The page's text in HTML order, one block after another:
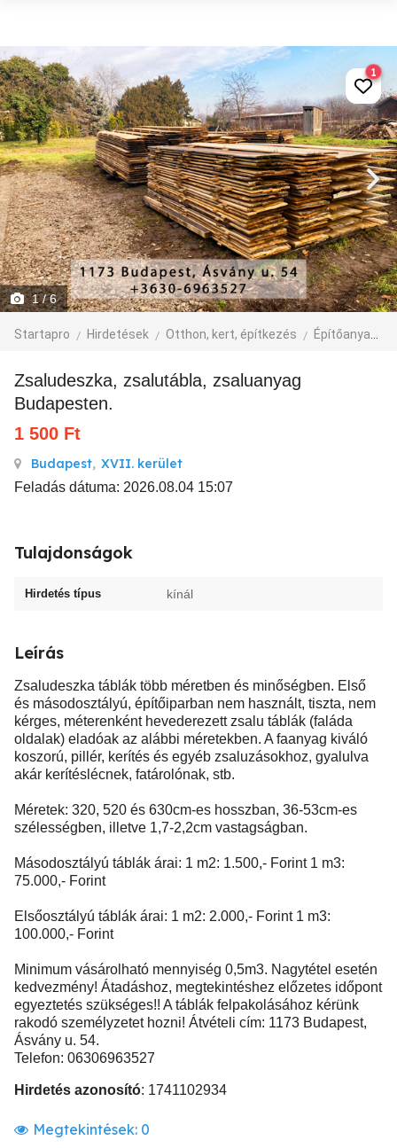
1/ 6
Startapro Hirdetések Otthon, kert, építkezés Építőanyag
1
Zsaludeszka, zsalutábla, zsaluanyag
Budapesten.
1 500 Ft
Budapest, XVII. kerület
Feladás dátuma: 2026.08.04 15:07
Tulajdonságok
Hirdetés típus kínál
Leírás
Zsaludeszka táblák több méretben és minőségben. Első
és másodosztályú, építőiparban nem használt, tiszta, nem
kérges, méterenként hevederezett zsalu táblák (faláda
oldalak) eladóak az alábbi méretekben. A faanyag kiváló
koszorú, pillér, kerítés és egyéb zsaluzásokhoz, gyalulva
akár kerítéslécnek, fatárolónak, stb.
Méretek: 320, 520 és 630cm-es hosszban, 36-53cm-es
szélességben, illetve 1,7-2,2cm vastagságban.
Másodosztályú táblák árai: 1 m2: 1.500,- Forint 1 m3:
75.000,- Forint
Elsőosztályú táblák árai: 1 m2: 2.000,- Forint 1 m3:
100.000,- Forint
Minimum vásárolható mennyiség 0,5m3. Nagytétel esetén
kedvezmény! Átadáshoz, megtekintéshez előzetes időpont
egyeztetés szükséges!! A táblák felpakolásához kérünk
rakodó személyzetet hozni! Átvételi cím: 1173 Budapest,
Ásvány u. 54.
Telefon: 06306963527
Hirdetés azonosító: 1741102934
Megtekintések: 0